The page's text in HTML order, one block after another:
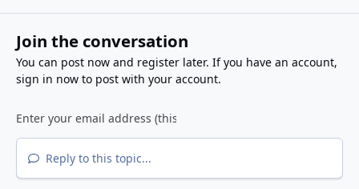
Join the conversation
You can post now and register later. If you have an account,
sign in nowto post with your account.
Reply to this topic...